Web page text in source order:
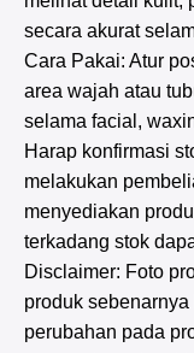
secara akurat
Cara Pakai: Atur
area wajah atau
selama facial,
Harap konfirmasi
melakukan
menyediakan
terkadang stok
Disclaimer: Foto
produk
perubahan pada